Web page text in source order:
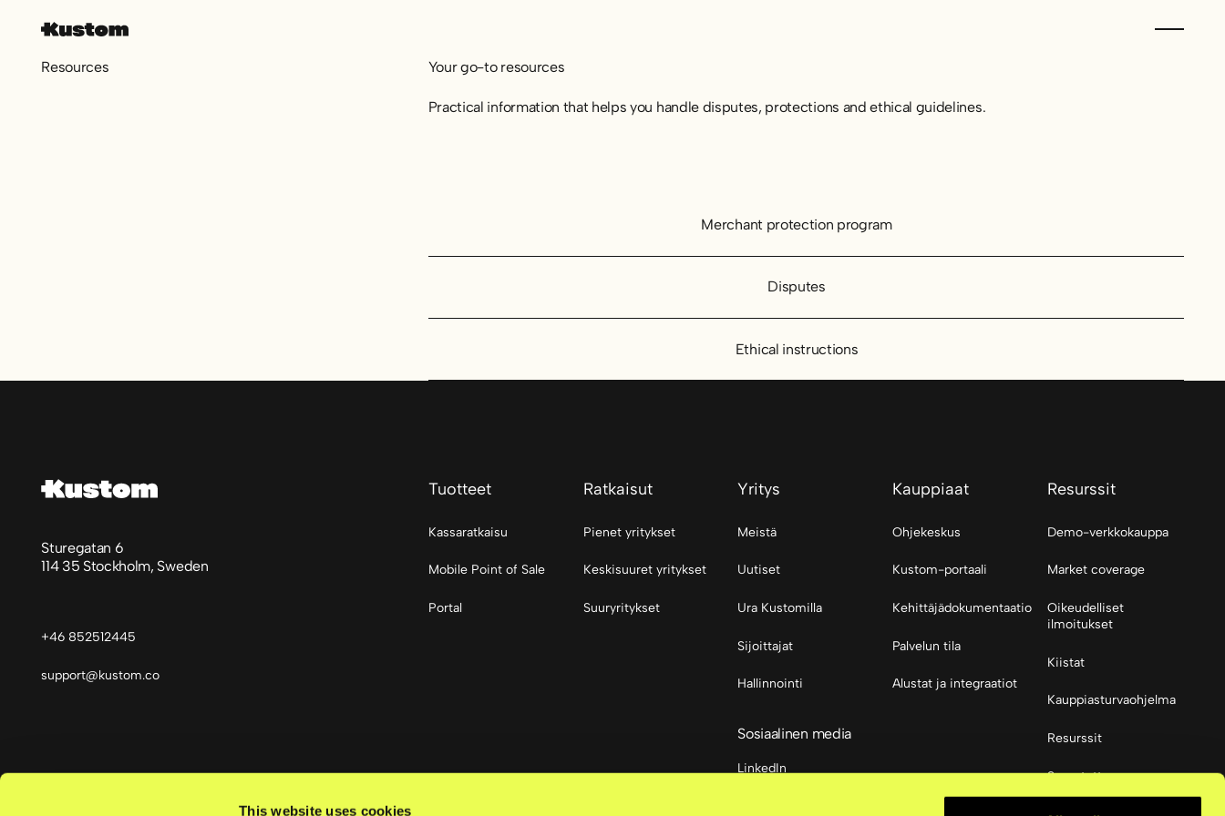
This website uses cookies
Resources Your go-to resources
Practical information that helps you handle disputes, protections and ethical guidelines.
Merchant protection program
Disputes
Ethical instructions
Sturegatan 6
114 35 Stockholm, Sweden
+46 852512445
support@kustom.co
Tuotteet
Kassaratkaisu
Mobile Point of Sale
Portal
Ratkaisut
Pienet yritykset
Keskisuuret yritykset
Suuryritykset
Yritys
Meistä
Uutiset
Ura Kustomilla
Sijoittajat
Hallinnointi
Sosiaalinen media
LinkedIn
Kauppiaat
Ohjekeskus
Kustom-portaali
Kehittäjädokumentaatio
Palvelun tila
Alustat ja integraatiot
Resurssit
Demo-verkkokauppa
Market coverage
Oikeudelliset
ilmoitukset
Kiistat
Kauppiasturvaohjelma
Resurssit
Saavutettavuus